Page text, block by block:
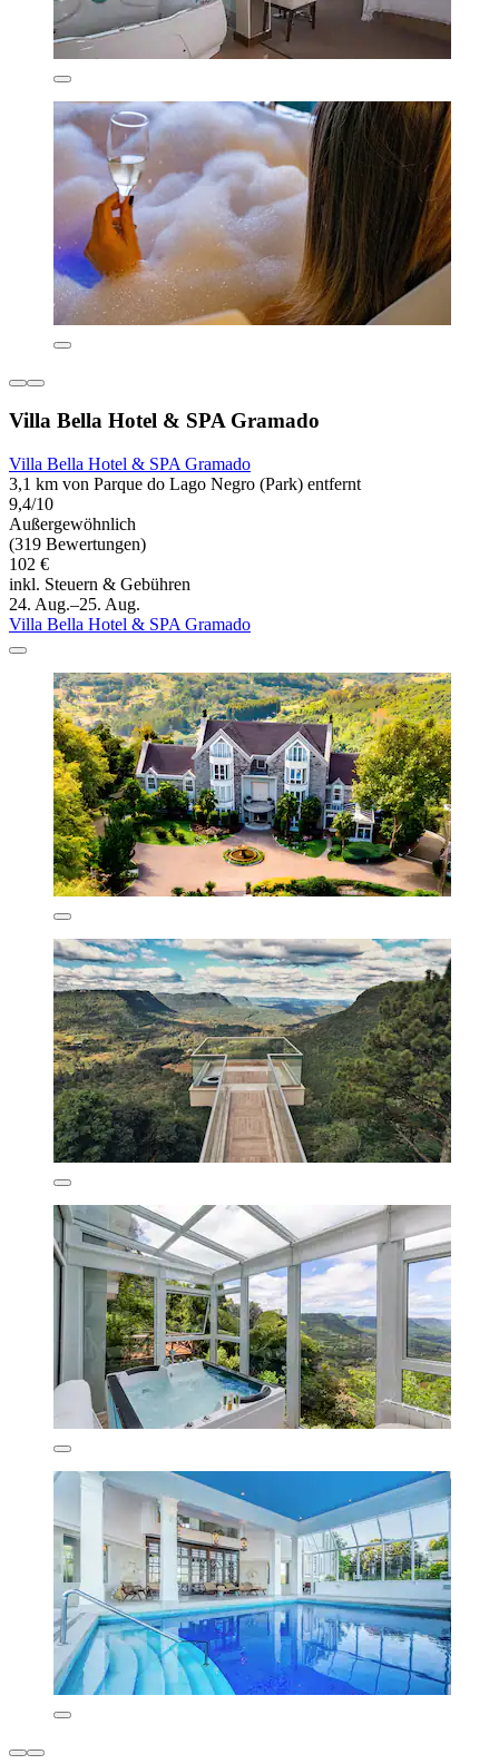
Villa Bella Hotel & SPA Gramado
Villa Bella Hotel & SPA Gramado
3,1 km von Parque do Lago Negro (Park) entfernt
9,4/10
Außergewöhnlich
(319 Bewertungen)
102 €
inkl. Steuern & Gebühren
24. Aug.–25. Aug.
Villa Bella Hotel & SPA Gramado